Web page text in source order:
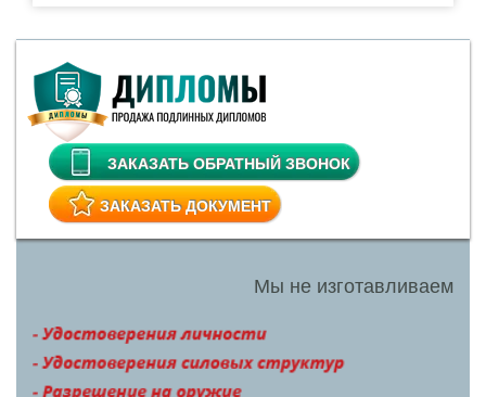
ЗАКАЗАТЬ ОБРАТНЫЙ ЗВОНОК
ЗАКАЗАТЬ ДОКУМЕНТ
Мы не изготавливаем